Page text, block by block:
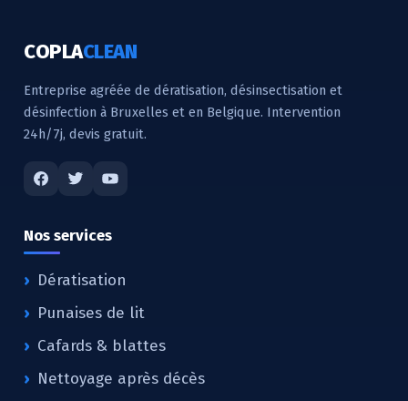
COPLACLEAN
Entreprise agréée de dératisation, désinsectisation et
désinfection à Bruxelles et en Belgique. Intervention
24h/7j, devis gratuit.
Nos services
Dératisation
Punaises de lit
Cafards & blattes
Nettoyage après décès